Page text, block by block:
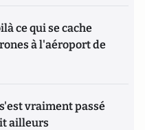
ce qui se cache
à l'aéroport de
vraiment passé
ailleurs